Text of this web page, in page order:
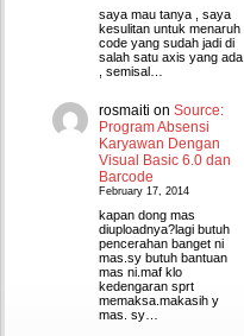
saya mau tanya , saya
kesulitan untuk menaruh
code yang sudah jadi di
salah satu axis yang ada
, semisal…
rosmaiti on Source:
Program Absensi
Karyawan Dengan
Visual Basic 6.0 dan
Barcode
February 17, 2014
kapan dong mas
diuploadnya?lagi butuh
pencerahan banget ni
mas.sy butuh bantuan
mas ni.maf klo
kedengaran sprt
memaksa.makasih y
mas. sy…